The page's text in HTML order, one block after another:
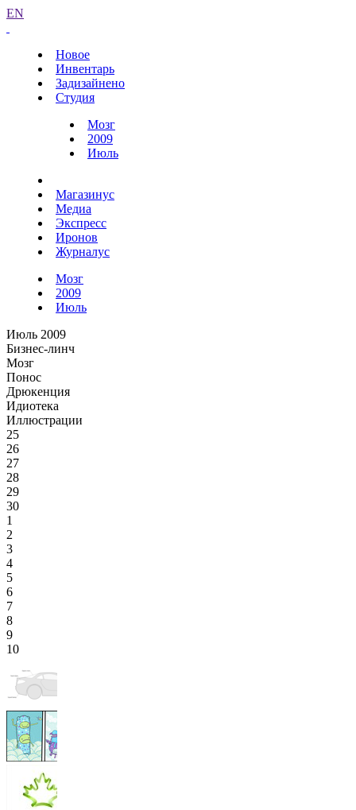
EN
Новое
Инвентарь
Задизайнено
Студия
Мозг
2009
Июль
Магазинус
Медиа
Экспресс
Иронов
Журналус
Мозг
2009
Июль
Июль 2009
Бизнес-линч
Мозг
Понос
Дрюкенция
Идиотека
Иллюстрации
25
26
27
28
29
30
1
2
3
4
5
6
7
8
9
10